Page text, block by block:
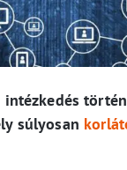
súlyosan